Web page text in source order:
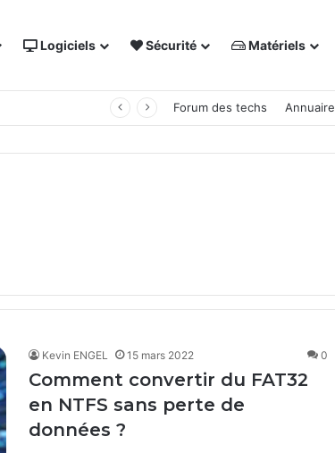
Logiciels Sécurité Matériels
Forum des techs Annuaire
Kevin ENGEL 15 mars 2022 0
Comment convertir du FAT32
en NTFS sans perte de
données ?